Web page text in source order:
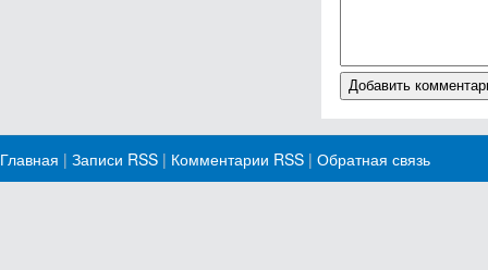
Главная | Записи RSS | Комментарии RSS | Обратная связь